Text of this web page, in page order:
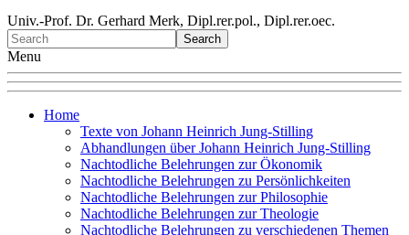
Univ.-Prof. Dr. Gerhard Merk, Dipl.rer.pol., Dipl.rer.oec.
Menu
Home
Texte von Johann Heinrich Jung-Stilling
Abhandlungen über Johann Heinrich Jung-Stilling
Nachtodliche Belehrungen zur Ökonomik
Nachtodliche Belehrungen zu Persönlichkeiten
Nachtodliche Belehrungen zur Philosophie
Nachtodliche Belehrungen zur Theologie
Nachtodliche Belehrungen zu verschiedenen Themen